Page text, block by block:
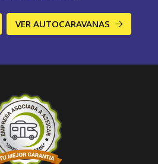
VER AUTOCARAVANAS